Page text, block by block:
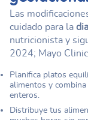
Las
cuidado para la
nutricionista y
2024; Mayo
Planifica platos
alimentos y
enteros.
Distribuye tus